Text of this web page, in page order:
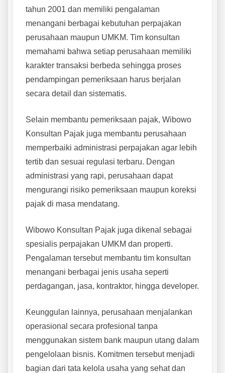
tahun 2001 dan memiliki pengalaman
menangani berbagai kebutuhan perpajakan
perusahaan maupun UMKM. Tim konsultan
memahami bahwa setiap perusahaan memiliki
karakter transaksi berbeda sehingga proses
pendampingan pemeriksaan harus berjalan
secara detail dan sistematis.
Selain membantu pemeriksaan pajak, Wibowo
Konsultan Pajak juga membantu perusahaan
memperbaiki administrasi perpajakan agar lebih
tertib dan sesuai regulasi terbaru. Dengan
administrasi yang rapi, perusahaan dapat
mengurangi risiko pemeriksaan maupun koreksi
pajak di masa mendatang.
Wibowo Konsultan Pajak juga dikenal sebagai
spesialis perpajakan UMKM dan properti.
Pengalaman tersebut membantu tim konsultan
menangani berbagai jenis usaha seperti
perdagangan, jasa, kontraktor, hingga developer.
Keunggulan lainnya, perusahaan menjalankan
operasional secara profesional tanpa
menggunakan sistem bank maupun utang dalam
pengelolaan bisnis. Komitmen tersebut menjadi
bagian dari tata kelola usaha yang sehat dan